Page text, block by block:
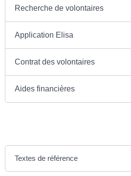
Recherche de volontaires
Application Elisa
Contrat des volontaires
Aides financières
Textes de référence